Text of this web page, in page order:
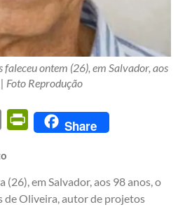
ontem (26), em Salvador, aos
Foto Reprodução
Email PrintFriendly
Share
em Salvador, aos 98 anos, o
Oliveira, autor de projetos